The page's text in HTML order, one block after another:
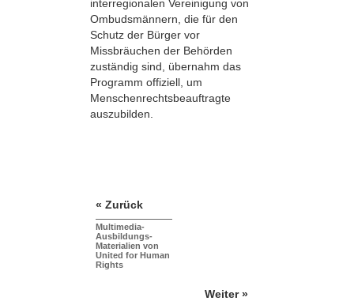
interregionalen Vereinigung von
Ombudsmännern, die für den
Schutz der Bürger vor
Missbräuchen der Behörden
zuständig sind, übernahm das
Programm offiziell, um
Menschenrechtsbeauftragte
auszubilden.
« Zurück
Multimedia-
Ausbildungs-
Materialien von
United for Human
Rights
Weiter »